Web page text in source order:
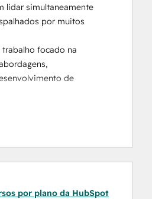
lidar simultaneamente
por muitos
focado na
de
uma maneira mais
por plano da HubSpot